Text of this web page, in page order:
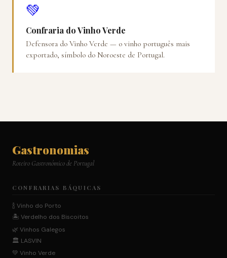
💚
Confraria do Vinho Verde
Defensora do Vinho Verde — o vinho português mais
exportado, símbolo do Noroeste de Portugal.
Gastronomias
Roteiro Gastronómico de Portugal
CONFRARIAS BÁQUICAS
🍾 Vinho do Porto
🏝️ Verdelho dos Biscoitos
🌿 Vinhos Galegos
🏛️ LASVIN
💚 Vinho Verde